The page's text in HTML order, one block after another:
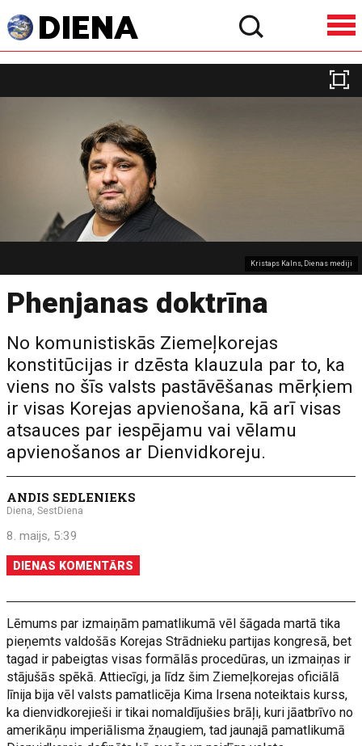
Kristaps Kalns, Dienas mediji
Phenjanas doktrīna
No komunistiskās Ziemeļkorejas
konstitūcijas ir dzēsta klauzula par to, ka
viens no šīs valsts pastāvēšanas mērķiem
ir visas Korejas apvienošana, kā arī visas
atsauces par iespējamu vai vēlamu
apvienošanos ar Dienvidkoreju.
ANDIS SEDLENIEKS
Diena, SestDiena
8. maijs, 5:39
DIENAS KOMENTĀRS
Lēmums par izmaiņām pamatlikumā vēl šāgada martā tika
pieņemts valdošās Korejas Strādnieku partijas kongresā, bet
tagad ir pabeigtas visas formālās procedūras, un izmaiņas ir
stājušās spēkā. Attiecīgi, ja līdz šim Ziemeļkorejas oficiālā
līnija bija vēl valsts pamatlicēja Kima Irsena noteiktais kurss,
ka dienvidkorejieši ir tikai nomaldījušies brāļi, kuri jāatbrīvo no
amerikāņu imperiālisma žņaugiem, tad jaunajā pamatlikumā